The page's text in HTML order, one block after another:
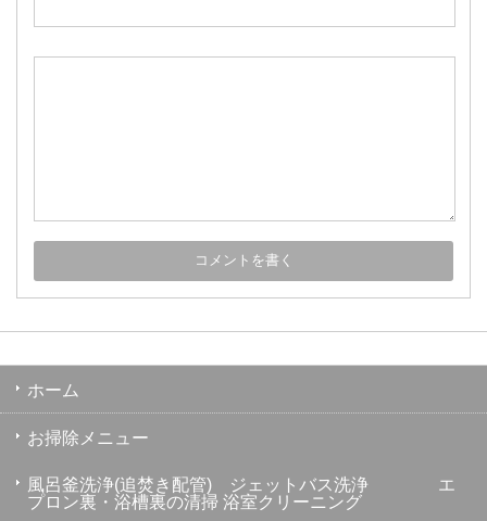
ホーム
お掃除メニュー
風呂釜洗浄(追焚き配管) ジェットバス洗浄 エ
プロン裏・浴槽裏の清掃 浴室クリーニング